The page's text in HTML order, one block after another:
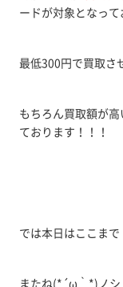
ードが対象となって
最低300円で買取さ
もちろん買取額が
ております！！！
では本日はここまで
またね(*´ω｀*)ノシ